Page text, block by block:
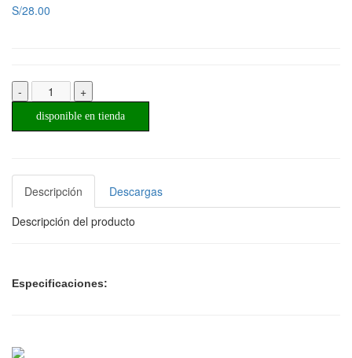
S/28.00
- +
disponible en tienda
Descripción
Descargas
Descripción del producto
Especificaciones: